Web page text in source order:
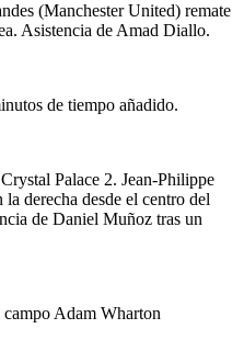
(Manchester United) remate
Asistencia de Amad Diallo.
de tiempo añadido.
Palace 2. Jean-Philippe
derecha desde el centro del
de Daniel Muñoz tras un
Adam Wharton